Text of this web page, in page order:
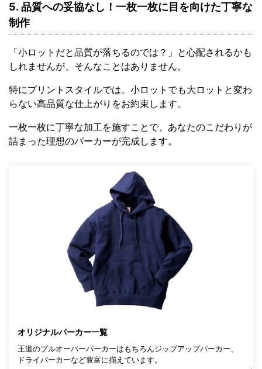
5. 品質への妥協なし！一枚一枚に目を向けた丁寧な
制作
「小ロットだと品質が落ちるのでは？」と心配されるかも
しれませんが、そんなことはありません。
特にプリントスタイルでは、小ロットでも大ロットと変わ
らない高品質な仕上がりをお約束します。
一枚一枚に丁寧な加工を施すことで、あなたのこだわりが
詰まった理想のパーカーが完成します。
オリジナルパーカー一覧
王道のプルオーバーパーカーはもちろんジップアップパーカー、
ドライパーカーなど豊富に揃えています。